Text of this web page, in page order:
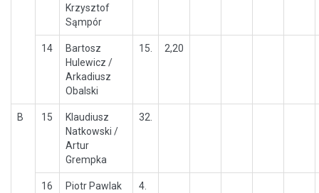
Krzysztof
Sąmpór
14
Bartosz
Hulewicz /
Arkadiusz
Obalski
15. 2,20
B 15
Klaudiusz
Natkowski /
Artur
Grempka
32.
16
Piotr Pawlak
4.